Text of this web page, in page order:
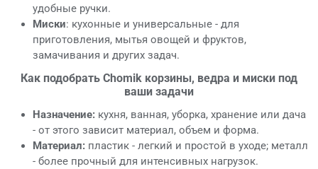
удобные ручки.
Миски: кухонные и универсальные - для
приготовления, мытья овощей и фруктов,
замачивания и других задач.
Как подобрать Chomik корзины, ведра и миски под
ваши задачи
Назначение: кухня, ванная, уборка, хранение или дача
- от этого зависит материал, объем и форма.
Материал: пластик - легкий и простой в уходе; металл
- более прочный для интенсивных нагрузок.